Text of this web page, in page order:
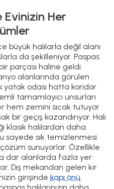
Evinizin Her
büyük halılarla değil alanı
da şekilleniyor. Paspas
parçası haline geldi.
alanlarında görülen
yatak odası hatta koridor
tamamlayıcı unsurları
hem zemini sıcak tutuyor
bir geçiş kazandırıyor. Halı
klasik halılardan daha
sayede sık temizlenmesi
sunuyorlar. Özellikle
dar alanlarda fazla yer
Dış mekandan gelen kir
girişinde kapı önü